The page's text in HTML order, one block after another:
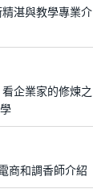
湛與教學專業介
企業家的修煉之
商和調香師介紹